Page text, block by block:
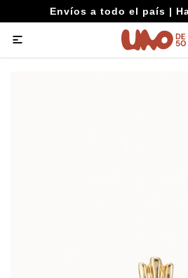
Envíos a todo el país |
